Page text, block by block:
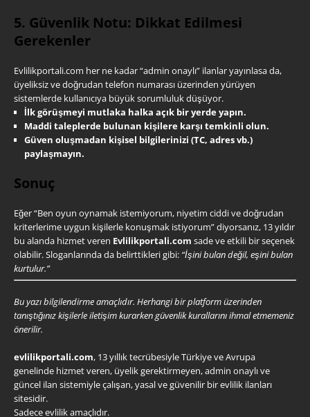
5. Güvenlik Notu: Dikkat Edilmesi
Gerekenler
Evlilikportali.com her ne kadar “admin onaylı” ilanlar yayınlasa da,
üyeliksiz ve doğrudan telefon numarası üzerinden yürüyen
sistemlerde kullanıcıya büyük sorumluluk düşüyor.
İlk görüşmeyi mutlaka halka açık bir yerde yapın.
Maddi taleplerde bulunan kişilere karşı temkinli olun.
Güven oluşmadan kişisel bilgilerinizi (TC, adres vb.)
paylaşmayın.
Sonuç
Eğer “Ben oyun oynamak istemiyorum, niyetim ciddi ve doğrudan
kriterlerime uygun kişilerle konuşmak istiyorum” diyorsanız, 13 yıldır
bu alanda hizmet veren Evlilikportali.com sade ve etkili bir seçenek
olabilir. Sloganlarında da belirttikleri gibi: “İşini bulan değil, eşini bulan
kurtulur.”
Bu yazı bilgilendirme amaçlıdır. Herhangi bir platform üzerinden
tanıştığınız kişilerle iletişim kurarken güvenlik kurallarını ihmal etmemeniz
önerilir.
evlilikportali.com, 13 yıllık tecrübesiyle Türkiye ve Avrupa
genelinde hizmet veren, üyelik gerektirmeyen, admin onaylı ve
güncel ilan sistemiyle çalışan, yasal ve güvenilir bir evlilik ilanları
sitesidir.
Sadece evlilik amaçlıdır.